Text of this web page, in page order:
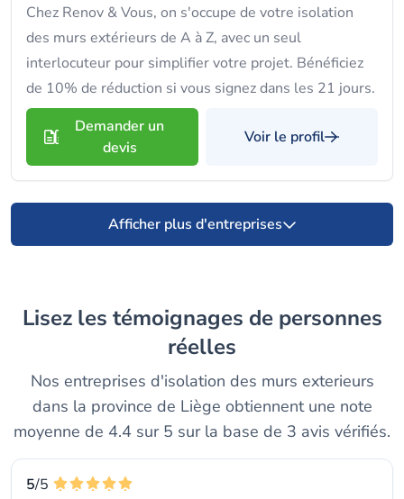
Chez Renov & Vous, on s'occupe de votre isolation
des murs extérieurs de A à Z, avec un seul
interlocuteur pour simplifier votre projet. Bénéficiez
de 10% de réduction si vous signez dans les 21 jours.
Demander un
devis
Voir le profil
Afficher plus d'entreprises
Lisez les témoignages de personnes
réelles
Nos entreprises d'isolation des murs exterieurs
dans la province de Liège obtiennent une note
moyenne de 4.4 sur 5 sur la base de 3 avis vérifiés.
5/5